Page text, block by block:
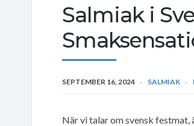
Salmiak i
SEPTEMBER 16, 2024 SALMIAK
När vi talar om svensk festmat,